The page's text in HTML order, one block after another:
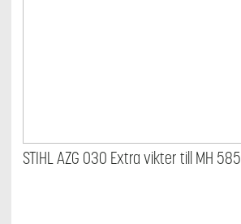
STIHL AZG 030 Extra vikter till MH 585